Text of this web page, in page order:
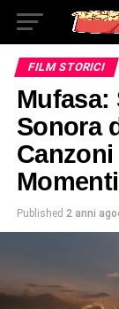
FILM STORICI
Mufasa:
Sonora
Published 2 anni ago